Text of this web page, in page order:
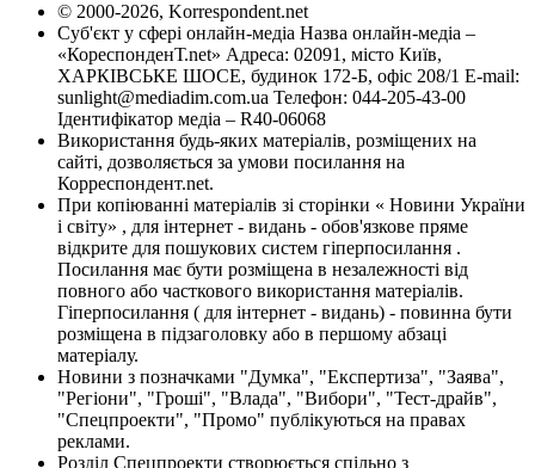
© 2000-2026, Korrespondent.net
Суб'єкт у сфері онлайн-медіа Назва онлайн-медіа –
«КореспонденТ.net» Адреса: 02091, місто Київ,
ХАРКІВСЬКЕ ШОСЕ, будинок 172-Б, офіс 208/1 E-mail:
sunlight@mediadim.com.ua Телефон: 044-205-43-00
Ідентифікатор медіа – R40-06068
Використання будь-яких матеріалів, розміщених на
сайті, дозволяється за умови посилання на
Корреспондент.net.
При копіюванні матеріалів зі сторінки « Новини України
і світу» , для інтернет - видань - обов'язкове пряме
відкрите для пошукових систем гіперпосилання .
Посилання має бути розміщена в незалежності від
повного або часткового використання матеріалів.
Гіперпосилання ( для інтернет - видань) - повинна бути
розміщена в підзаголовку або в першому абзаці
матеріалу.
Новини з позначками "Думка", "Експертиза", "Заява",
"Регіони", "Гроші", "Влада", "Вибори", "Тест-драйв",
"Спецпроекти", "Промо" публікуються на правах
реклами.
Розділ Спецпроекти створюється спільно з